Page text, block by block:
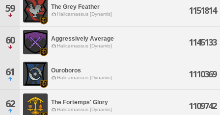
59 The Grey Feather
Halicarnassus [Dynamis] 1151814
60 Aggressively Average
Halicarnassus [Dynamis] 1145133
61 Ouroboros
Halicarnassus [Dynamis] 1110369
62 The Fortemps' Glory
Halicarnassus [Dynamis] 1109742